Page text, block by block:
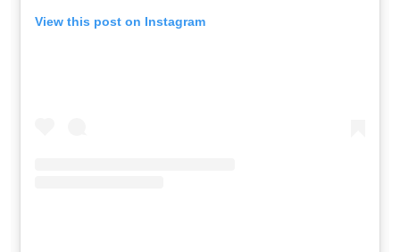
View this post on Instagram